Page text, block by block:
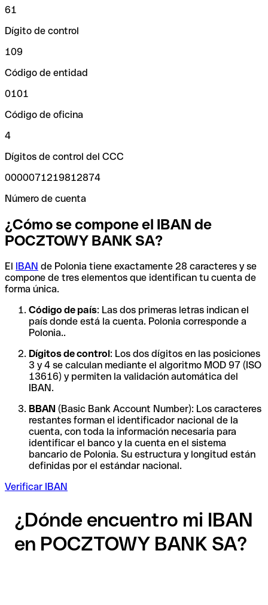
61
Dígito de control
109
Código de entidad
0101
Código de oficina
4
Dígitos de control del CCC
0000071219812874
Número de cuenta
¿Cómo se compone el IBAN de
POCZTOWY BANK SA?
El IBAN de Polonia tiene exactamente 28 caracteres y se
compone de tres elementos que identifican tu cuenta de
forma única.
Código de país: Las dos primeras letras indican el
país donde está la cuenta. Polonia corresponde a
Polonia..
Dígitos de control: Los dos dígitos en las posiciones
3 y 4 se calculan mediante el algoritmo MOD 97 (ISO
13616) y permiten la validación automática del
IBAN.
BBAN (Basic Bank Account Number): Los caracteres
restantes forman el identificador nacional de la
cuenta, con toda la información necesaria para
identificar el banco y la cuenta en el sistema
bancario de Polonia. Su estructura y longitud están
definidas por el estándar nacional.
Verificar IBAN
¿Dónde encuentro mi IBAN
en POCZTOWY BANK SA?